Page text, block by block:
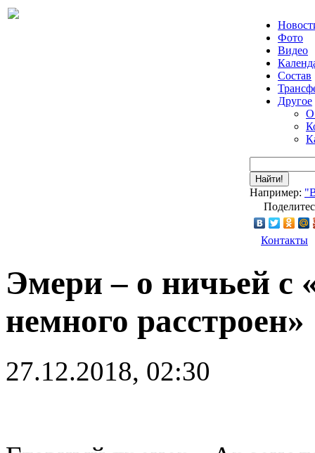
Фото
Видео
Состав
Другое
О
Найти!
Например:
Контакты
Эмери – о ничьей с
немного расстроен»
27.12.2018, 02:30